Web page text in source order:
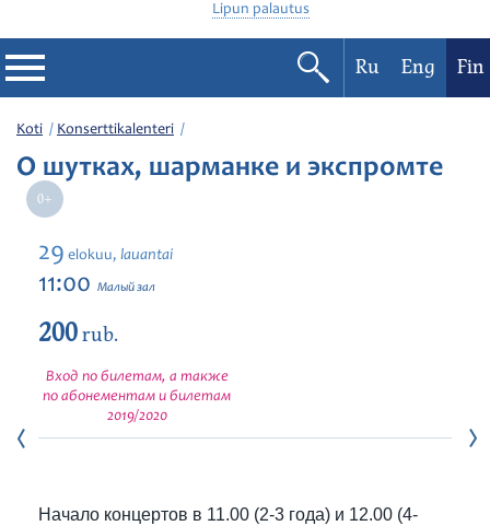
Lipun palautus
Filharmonia
Konserttikalenteri
Festivaalit
Ru Eng Fin
Koti Konserttikalenteri
О шутках, шарманке и экспромте
29 elokuu, lauantai
11:00 Малый зал
200rub.
Вход по билетам, а также
по абонементам и билетам
2019/2020
Начало концертов в 11.00 (2-3 года) и 12.00 (4-